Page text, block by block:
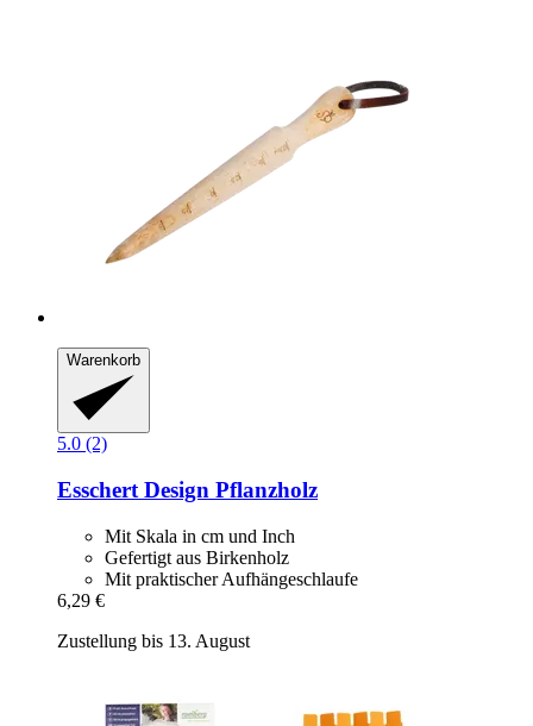
Warenkorb
5.0 (2)
Esschert Design Pflanzholz
Mit Skala in cm und Inch
Gefertigt aus Birkenholz
Mit praktischer Aufhängeschlaufe
6,29 €
Zustellung bis 13. August